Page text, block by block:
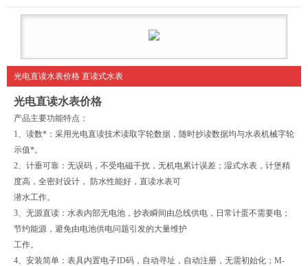
光电直读水表价格 直读式水表
光电直读水表价格
产品主要功能特点：
1、读数*：采用光电直读技术读取字轮数据，随时抄读数据均与水表机械字轮
示值*。
2、计垂可靠：无误码，不受电磁干扰，无机电累计误差；湿式水表，计堡精
度高，全密封设计， 防水性能好，直读水表可
潜水工作。
3、无源直读：水表内部无电池，抄表瞬间由总线供电，日常计蛋不需要电；
节约能源，避免由电池供电问题引发的大量维护
工作。
4、安装简单：表具内置电子ID码，自动寻址，自动注册，无需初始化；M-